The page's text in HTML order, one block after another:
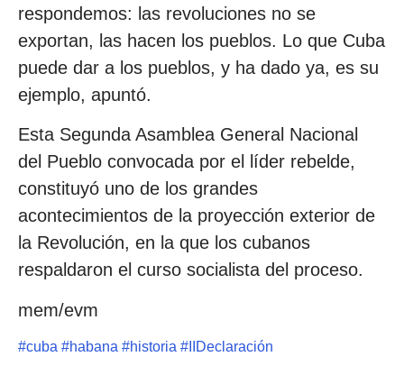
respondemos: las revoluciones no se
exportan, las hacen los pueblos. Lo que Cuba
puede dar a los pueblos, y ha dado ya, es su
ejemplo, apuntó.
Esta Segunda Asamblea General Nacional
del Pueblo convocada por el líder rebelde,
constituyó uno de los grandes
acontecimientos de la proyección exterior de
la Revolución, en la que los cubanos
respaldaron el curso socialista del proceso.
mem/evm
#cuba #habana #historia # IIDeclaración